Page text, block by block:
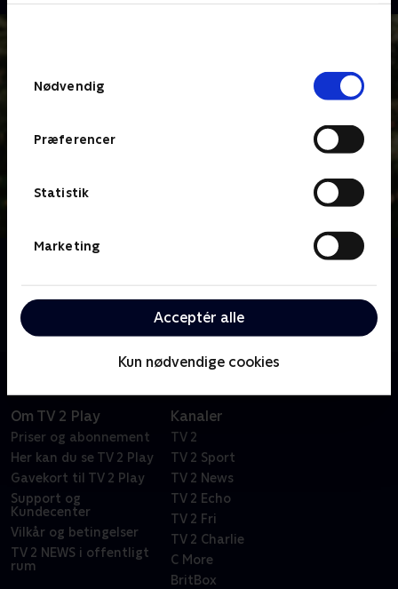
Nødvendig
Præferencer
Statistik
Marketing
Acceptér alle
Kun nødvendige cookies
impulsive Rose - en historie om den helt store
kærlighed.
Om TV 2 Play
Priser og abonnement
Her kan du se TV 2 Play
Gavekort til TV 2 Play
Support og
Kundecenter
Vilkår og betingelser
TV 2 NEWS i offentligt
rum
Kanaler
TV 2
TV 2 Sport
TV 2 News
TV 2 Echo
TV 2 Fri
TV 2 Charlie
C More
BritBox